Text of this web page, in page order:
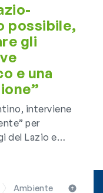
possibile,
gli
e una
interviene
per
del Lazio e
Ambiente